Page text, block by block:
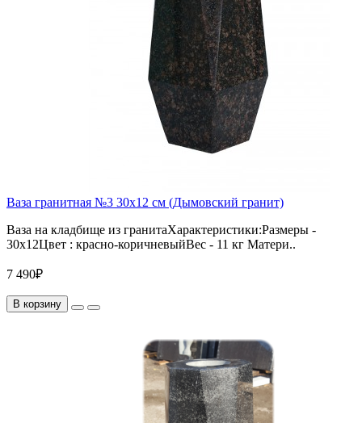
Ваза гранитная №3 30х12 см (Дымовский гранит)
Ваза на кладбище из гранитаХарактеристики:Размеры -
30х12Цвет : красно-коричневыйВес - 11 кг Матери..
7 490₽
В корзину